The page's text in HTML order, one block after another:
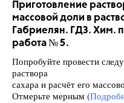
Приготовление
массовой доли в
Габриелян. ГДЗ. Хим.
работа № 5.
Попробуйте провести
раствора
сахара и расчёт его
Отмерьте мерным (